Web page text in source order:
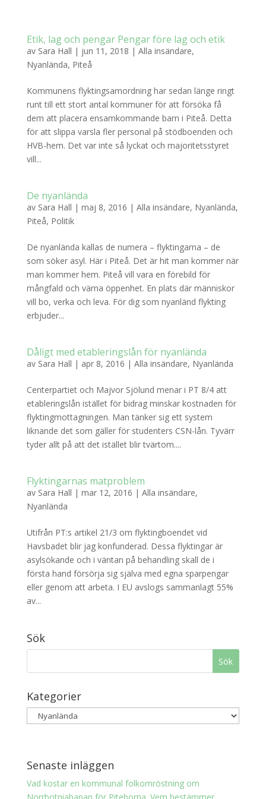
Etik, lag och pengar Pengar före lag och etik
av Sara Hall | jun 11, 2018 | Alla insändare,
Nyanlända, Piteå
Kommunens flyktingsamordning har sedan länge ringt
runt till ett stort antal kommuner för att försöka få
dem att placera ensamkommande barn i Piteå. Detta
för att slippa varsla fler personal på stödboenden och
HVB-hem. Det var inte så lyckat och majoritetsstyret
vill...
De nyanlända
av Sara Hall | maj 8, 2016 | Alla insändare, Nyanlända,
Piteå, Politik
De nyanlända kallas de numera – flyktingarna – de
som söker asyl. Här i Piteå. Det är hit man kommer när
man kommer hem. Piteå vill vara en förebild för
mångfald och värna öppenhet. En plats där människor
vill bo, verka och leva. För dig som nyanländ flykting
erbjuder...
Dåligt med etableringslån för nyanlända
av Sara Hall | apr 8, 2016 | Alla insändare, Nyanlända
Centerpartiet och Majvor Sjölund menar i PT 8/4 att
etableringslån istället för bidrag minskar kostnaden för
flyktingmottagningen. Man tänker sig ett system
liknande det som gäller för studenters CSN-lån. Tyvärr
tyder allt på att det istället blir tvärtom....
Flyktingarnas matproblem
av Sara Hall | mar 12, 2016 | Alla insändare,
Nyanlända
Utifrån PT:s artikel 21/3 om flyktingboendet vid
Havsbadet blir jag konfunderad. Dessa flyktingar är
asylsökande och i väntan på behandling skall de i
första hand försörja sig själva med egna sparpengar
eller genom att arbeta. I EU avslogs sammanlagt 55%
av...
Sök
Kategorier
Senaste inläggen
Vad kostar en kommunal folkomröstning om